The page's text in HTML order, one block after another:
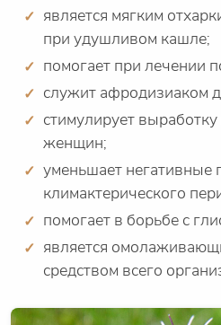
является мягким
при удушливом кашле;
помогает при лечении
служит афродизиаком
стимулирует
женщин;
уменьшает негативные
климактерического
помогает в борьбе с
является
средством всего